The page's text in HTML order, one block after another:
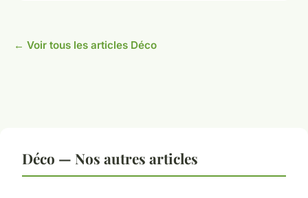
← Voir tous les articles Déco
Déco — Nos autres articles